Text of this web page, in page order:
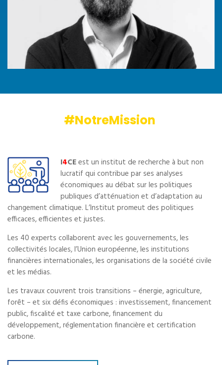
#NotreMission
I4CEest un institut de recherche à but non
lucratif qui contribue par ses analyses
économiques au débat sur les politiques
publiques d’atténuation et d’adaptation au
changement climatique. L’Institut promeut des politiques
efficaces, efficientes et justes.
Les 40 experts collaborent avec les gouvernements, les
collectivités locales, l’Union européenne, les institutions
financières internationales, les organisations de la société civile
et les médias.
Les travaux couvrent trois transitions – énergie, agriculture,
forêt – et six défis économiques : investissement, financement
public, fiscalité et taxe carbone, financement du
développement, réglementation financière et certification
carbone.